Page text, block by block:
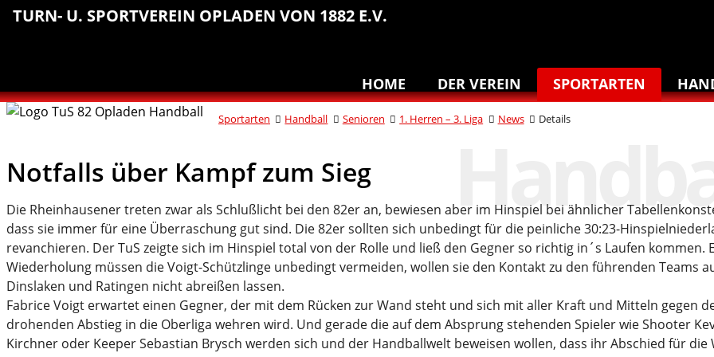
Sprungmarken
Inhalt
Hauptnavigation
Abteilungsnavigation
Fußbereich
TURN- U. SPORTVEREIN OPLADEN VON 1882 E.V.
HOME DER VEREIN SPORTARTEN
Sportarten Handball Senioren 1. Herren – 3. Liga News Details
Notfalls über Kampf zum Sieg
Die Rheinhausener treten zwar als Schlußlicht bei den 82er an, bewiesen aber im Hinspiel bei ähnlicher
dass sie immer für eine Überraschung gut sind. Die 82er sollten sich unbedingt für die peinliche 30:23-
revanchieren. Der TuS zeigte sich im Hinspiel total von der Rolle und ließ den Gegner so richtig in´s Laufen kommen.
Wiederholung müssen die Voigt-Schützlinge unbedingt vermeiden, wollen sie den Kontakt zu den führenden Teams
Dinslaken und Ratingen nicht abreißen lassen.
Fabrice Voigt erwartet einen Gegner, der mit dem Rücken zur Wand steht und sich mit aller Kraft und Mitteln gegen
drohenden Abstieg in die Oberliga wehren wird. Und gerade die auf dem Absprung stehenden Spieler wie Shooter
Kirchner oder Keeper Sebastian Brysch werden sich und der Handballwelt beweisen wollen, dass ihr Abschied für die